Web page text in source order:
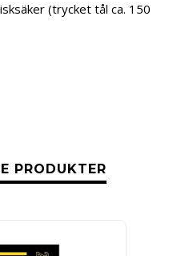
(trycket tål ca. 150
PRODUKTER